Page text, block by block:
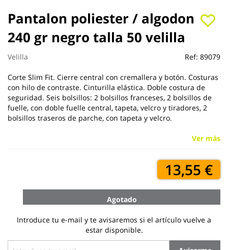
Pantalon poliester / algodon
240 gr negro talla 50 velilla
Velilla Ref: 89079
Corte Slim Fit. Cierre central con cremallera y botón. Costuras
con hilo de contraste. Cinturilla elástica. Doble costura de
seguridad. Seis bolsillos: 2 bolsillos franceses, 2 bolsillos de
fuelle, con doble fuelle central, tapeta, velcro y tiradores, 2
bolsillos traseros de parche, con tapeta y velcro.
Ver más
13,55 €
Agotado
Introduce tu e-mail y te avisaremos si el artículo vuelve a
estar disponible.
Saltar
al
comienzo
de
la
de
imágenes